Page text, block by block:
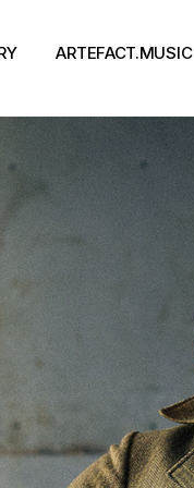
ARTEFACT.MUSIC
Концерти